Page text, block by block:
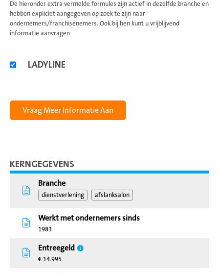
De hieronder extra vermelde formules zijn actief in dezelfde branche en
hebben expliciet aangegeven op zoek te zijn naar
ondernemers/franchisenemers. Ook bij hen kunt u vrijblijvend
informatie aanvragen
formulesLADYLINE
KERNGEGEVENS
Branche
dienstverlening afslanksalon
Werkt met ondernemers sinds
1983
Entreegeld
€ 14.995